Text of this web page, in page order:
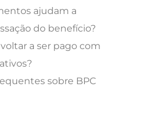
ajudam a
do benefício?
a ser pago com
sobre BPC